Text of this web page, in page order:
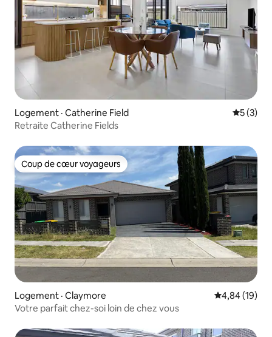
Logement · Catherine Field Note
5 (3)
Retraite Catherine Fields
Coup de cœur voyageurs
Coup de cœur voyageurs
Logement · Claymore Note
4,84 (19)
Votre parfait chez-soi loin de chez vous